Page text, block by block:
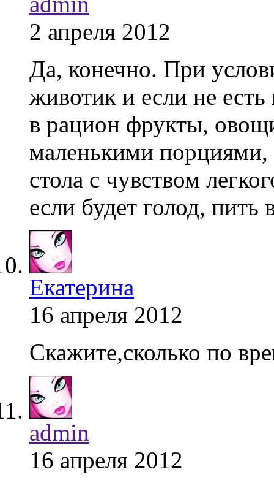
2 апреля 2012
Да, конечно. При
животик и если не
в рацион фрукты,
маленькими порциями,
стола с чувством
если будет голод, пить
Екатерина
16 апреля 2012
Скажите,сколько по
admin
16 апреля 2012